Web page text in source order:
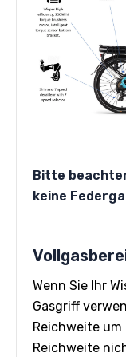
Bitte
keine
Wenn Sie Ihr
Gasgriff
Reichweite um
Reichweite